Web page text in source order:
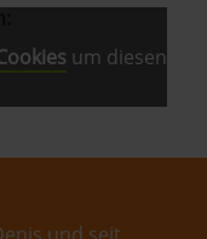
um diesen
und seit